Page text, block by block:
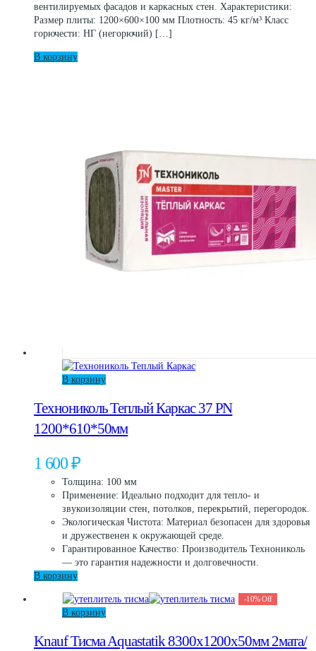
вентилируемых фасадов и каркасных стен. Характеристики:
Размер плиты: 1200×600×100 мм Плотность: 45 кг/м³ Класс
горючести: НГ (негорючий) […]
В корзину
В корзину
Технониколь Теплый Каркас 37 PN
1200*610*50мм
1 600₽
Толщина: 100 мм
Применение: Идеально подходит для тепло- и
звукоизоляции стен, потолков, перекрытий, перегородок.
Экологическая Чистота: Материал безопасен для здоровья
и дружественен к окружающей среде.
Гарантированное Качество: Производитель Технониколь
— это гарантия надежности и долговечности.
В корзину
-10% Off
В корзину
Knauf Тисма Aquastatik 8300х1200х50мм 2мата/